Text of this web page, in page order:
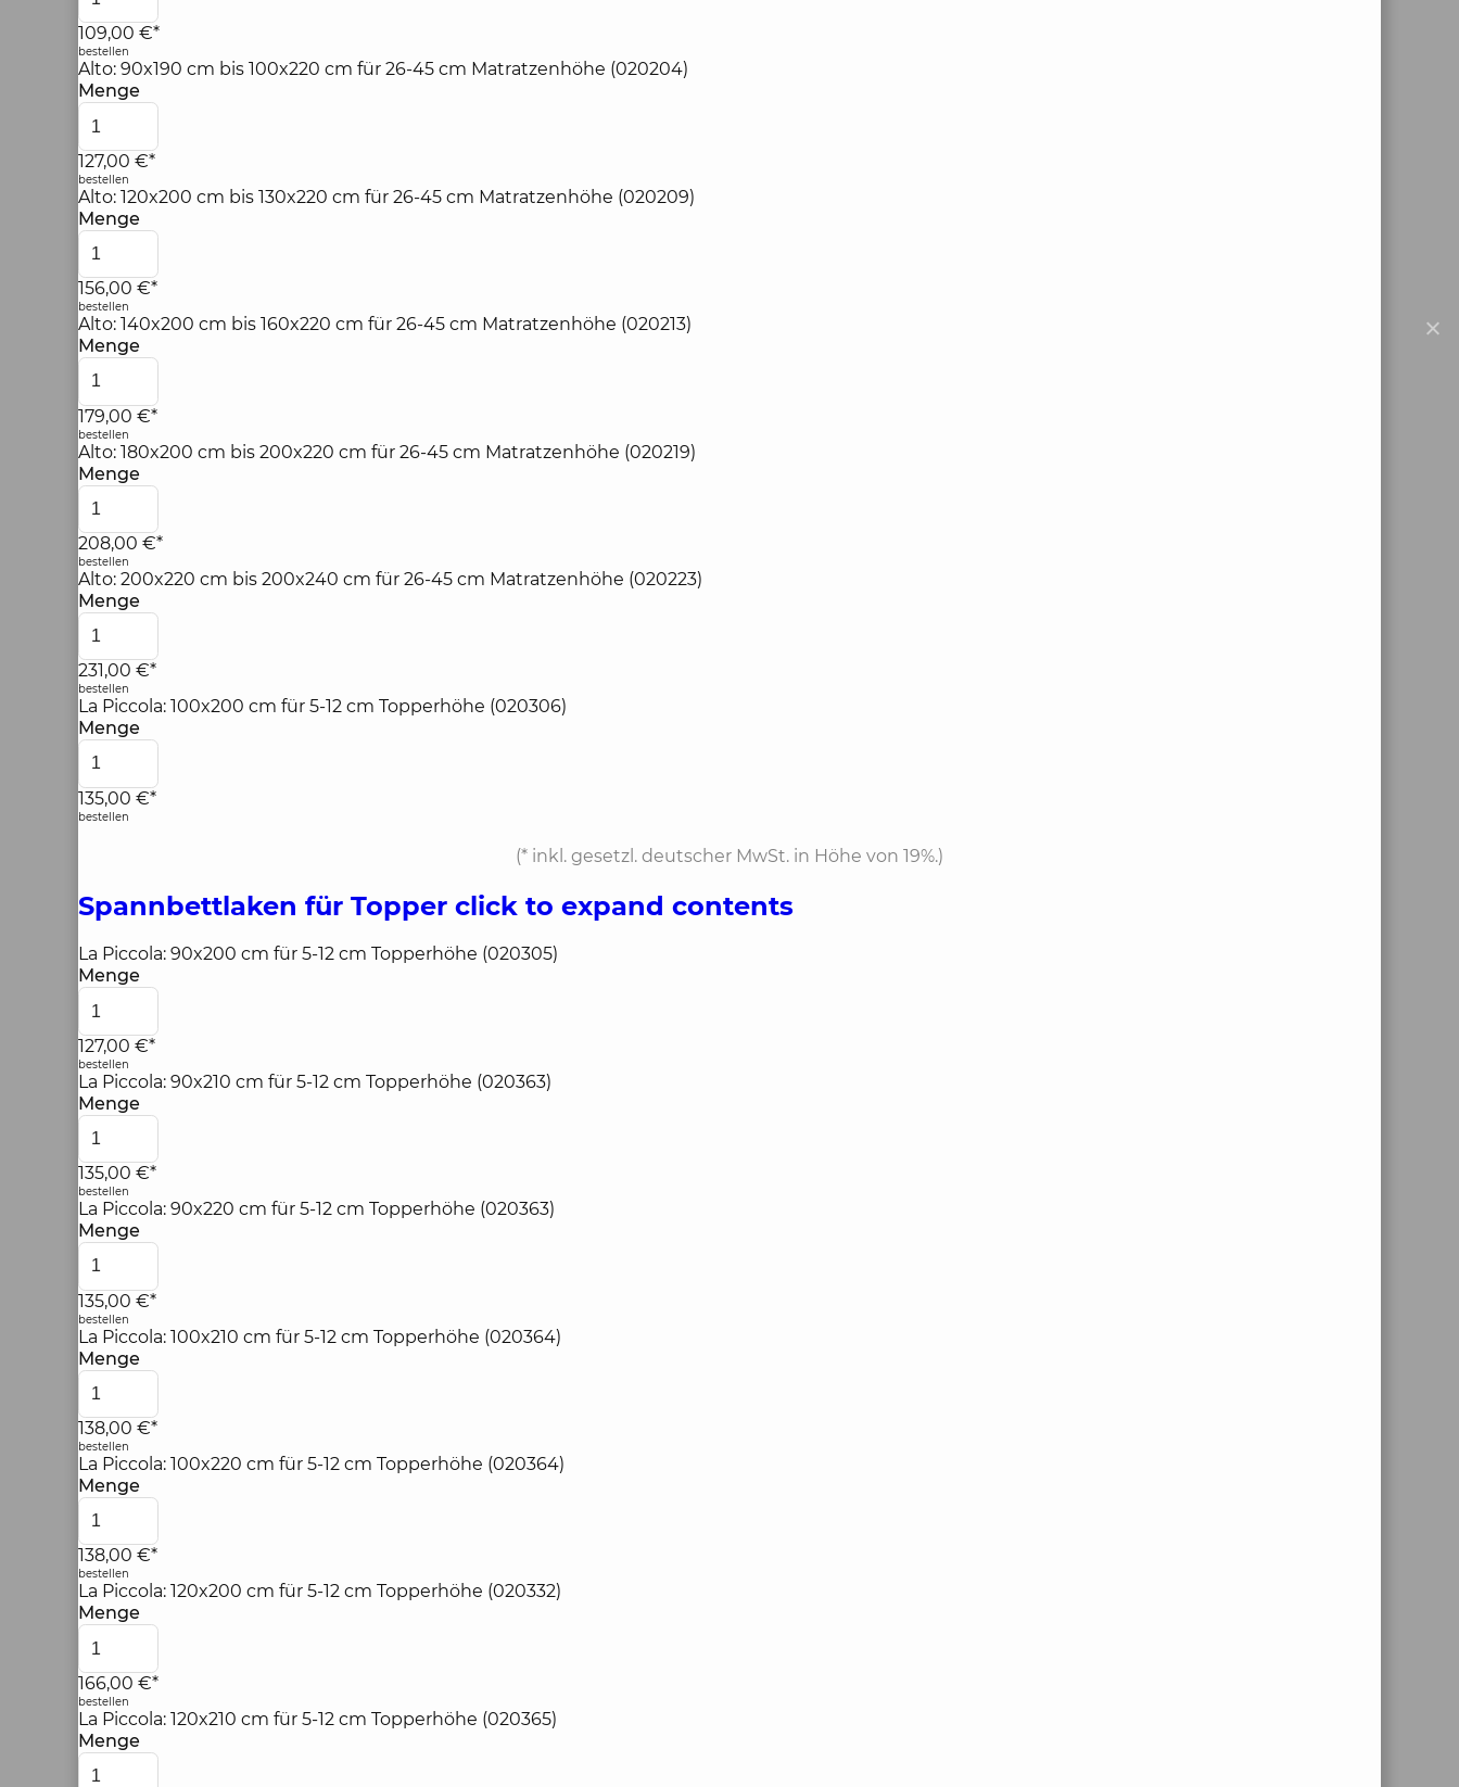
109,00 €*
bestellen
Alto: 90x190 cm bis 100x220 cm für 26-45 cm Matratzenhöhe (020204)
Menge
127,00 €*
bestellen
Alto: 120x200 cm bis 130x220 cm für 26-45 cm Matratzenhöhe (020209)
Menge
156,00 €*
bestellen
Alto: 140x200 cm bis 160x220 cm für 26-45 cm Matratzenhöhe (020213)
Menge
179,00 €*
bestellen
Alto: 180x200 cm bis 200x220 cm für 26-45 cm Matratzenhöhe (020219)
Menge
208,00 €*
bestellen
Alto: 200x220 cm bis 200x240 cm für 26-45 cm Matratzenhöhe (020223)
Menge
231,00 €*
bestellen
La Piccola: 100x200 cm für 5-12 cm Topperhöhe (020306)
Menge
135,00 €*
bestellen
(* inkl. gesetzl. deutscher MwSt. in Höhe von 19%.)
Spannbettlaken für Topper click to expand contents
La Piccola: 90x200 cm für 5-12 cm Topperhöhe (020305)
Menge
127,00 €*
bestellen
La Piccola: 90x210 cm für 5-12 cm Topperhöhe (020363)
Menge
135,00 €*
bestellen
La Piccola: 90x220 cm für 5-12 cm Topperhöhe (020363)
Menge
135,00 €*
bestellen
La Piccola: 100x210 cm für 5-12 cm Topperhöhe (020364)
Menge
138,00 €*
bestellen
La Piccola: 100x220 cm für 5-12 cm Topperhöhe (020364)
Menge
138,00 €*
bestellen
La Piccola: 120x200 cm für 5-12 cm Topperhöhe (020332)
Menge
166,00 €*
bestellen
La Piccola: 120x210 cm für 5-12 cm Topperhöhe (020365)
Menge